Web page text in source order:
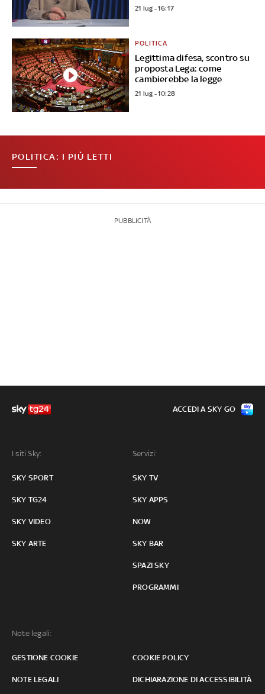
21 lug - 16:17
Legittima difesa, scontro su
proposta Lega: come
cambierebbe la legge
POLITICA
21 lug - 10:28
POLITICA: I PIÙ LETTI
PUBBLICITÀ
I siti Sky:
SKY SPORT
SKY TG24
SKY VIDEO
SKY ARTE
Servizi:
SKY TV
SKY APPS
NOW
SKY BAR
SPAZI SKY
PROGRAMMI
Note legali:
GESTIONE COOKIE COOKIE POLICY
NOTE LEGALI DICHIARAZIONE DI ACCESSIBILITÀ
ACCEDI A SKY GO